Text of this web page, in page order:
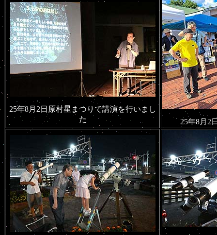
25年8月2日原村星まつりで講演を行いまし
た
25年8月2